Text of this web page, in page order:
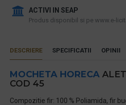
ACTIVI IN SEAP
Produs disponibil si pe www.e-
DESCRIERE SPECIFICATII OPINII
MOCHETA HORECA
COD 45
Compozitie fir: 100 % Poliamida, fir